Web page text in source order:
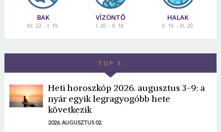
BAK
XII. 22. - I. 19.
VÍZÖNTŐ
I. 20. - II. 18.
HALAK
II. 19. - III. 20.
TOP 5
Heti horoszkóp 2026. augusztus 3-9: a
nyár egyik legragyogóbb hete
következik
2026. AUGUSZTUS 02.